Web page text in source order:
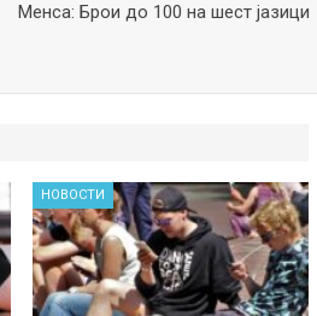
Менса: Брои до 100 на шест јазици
НОВОСТИ